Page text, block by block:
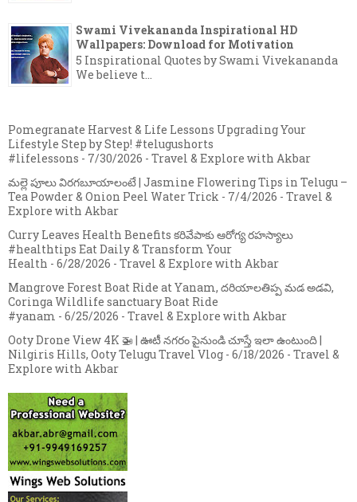
Swami Vivekananda Inspirational HD
Wallpapers: Download for Motivation
5 Inspirational Quotes by Swami Vivekananda
We believe t...
Pomegranate Harvest & Life Lessons Upgrading Your
Lifestyle Step by Step! #telugushorts
#lifelessons - 7/30/2026 - Travel & Explore with Akbar
మల్లె పూలు విరగబూయాలంటే | Jasmine Flowering Tips in Telugu –
Tea Powder & Onion Peel Water Trick - 7/4/2026 - Travel &
Explore with Akbar
Curry Leaves Health Benefits కరివేపాకు ఆరోగ్య రహస్యాలు
#healthtips Eat Daily & Transform Your
Health - 6/28/2026 - Travel & Explore with Akbar
Mangrove Forest Boat Ride at Yanam, దరియాలతిప్ప మడ అడవి,
Coringa Wildlife sanctuary Boat Ride
#yanam - 6/25/2026 - Travel & Explore with Akbar
Ooty Drone View 4K 🚁 | ఊటీ నగరం పైనుండి చూస్తే ఇలా ఉంటుంది |
Nilgiris Hills, Ooty Telugu Travel Vlog - 6/18/2026 - Travel &
Explore with Akbar